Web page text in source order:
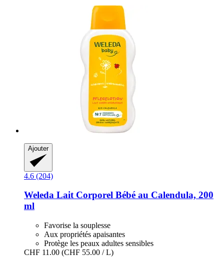
Ajouter
4.6 (204)
Weleda Lait Corporel Bébé au Calendula, 200
ml
Favorise la souplesse
Aux propriétés apaisantes
Protège les peaux adultes sensibles
CHF 11.00 (CHF 55.00 / L)